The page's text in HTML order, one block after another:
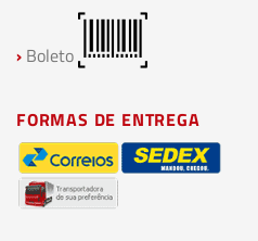
› Boleto
FORMAS DE ENTREGA